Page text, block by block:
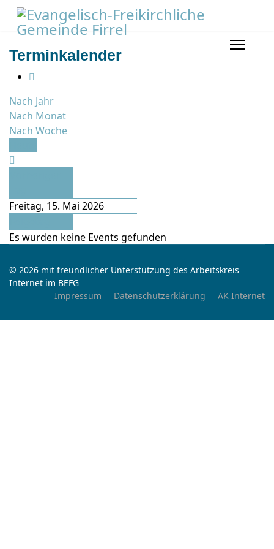
Terminkalender
Nach Jahr
Nach Monat
Nach Woche
Freitag, 15. Mai 2026
Es wurden keine Events gefunden
© 2026 mit freundlicher Unterstützung des Arbeitskreis
Internet im BEFG
Impressum
Datenschutzerklärung AK Internet